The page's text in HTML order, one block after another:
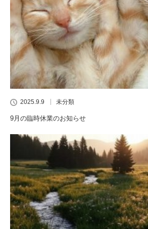
2025.9.9 未分類
9月の臨時休業のお知らせ